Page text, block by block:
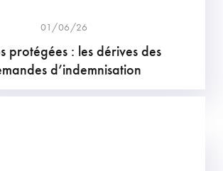
01/06/26
protégées : les dérives des
d’indemnisation